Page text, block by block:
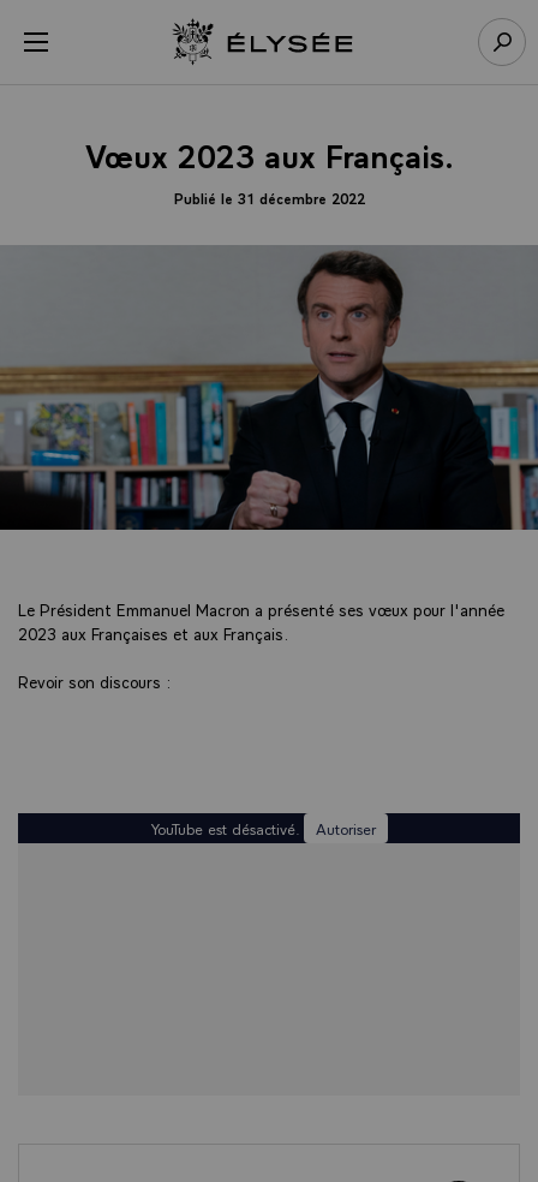
menu Retour à l’accueil Élysée
Vœux 2023 aux Français.
Publié le 31 décembre 2022
Le Président Emmanuel Macron a présenté ses vœux pour l'année
2023 aux Françaises et aux Français.
Revoir son discours :
YouTube est désactivé. Autoriser
Panneau de gestion des cookies